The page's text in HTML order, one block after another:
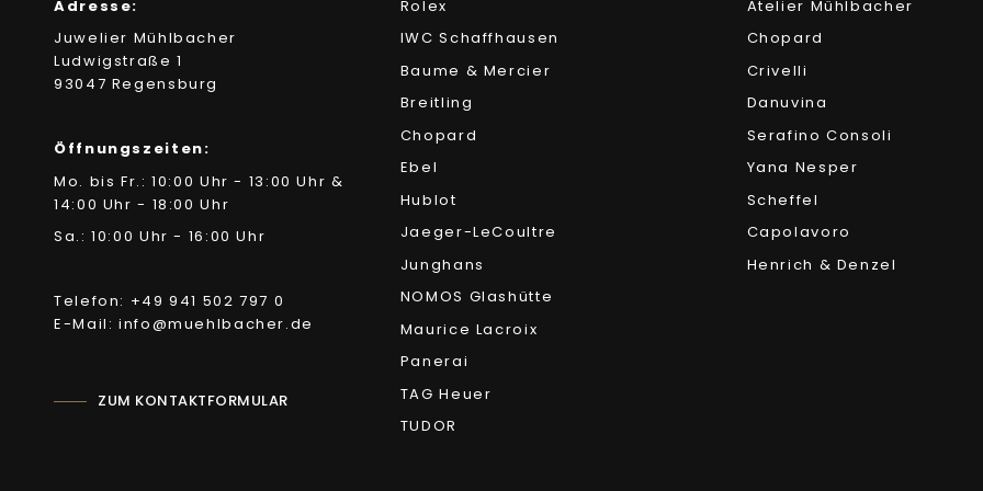
Adresse:
Juwelier Mühlbacher
Ludwigstraße 1
93047 Regensburg
Öffnungszeiten:
Mo. bis Fr.: 10:00 Uhr - 13:00 Uhr &
14:00 Uhr - 18:00 Uhr
Sa.: 10:00 Uhr - 16:00 Uhr
Telefon: +49 941 502 797 0
E-Mail: info@muehlbacher.de
ZUM KONTAKTFORMULAR
Rolex
IWC Schaffhausen
Baume & Mercier
Breitling
Chopard
Ebel
Hublot
Jaeger-LeCoultre
Junghans
NOMOS Glashütte
Maurice Lacroix
Panerai
TAG Heuer
TUDOR
Atelier Mühlbacher
Chopard
Crivelli
Danuvina
Serafino Consoli
Yana Nesper
Scheffel
Capolavoro
Henrich & Denzel